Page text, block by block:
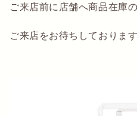
ご来店前に店舗へ商品在庫
ご来店をお待ちしております